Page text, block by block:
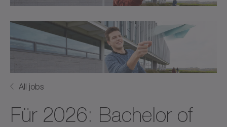
All jobs
Für 2026: Bachelor of